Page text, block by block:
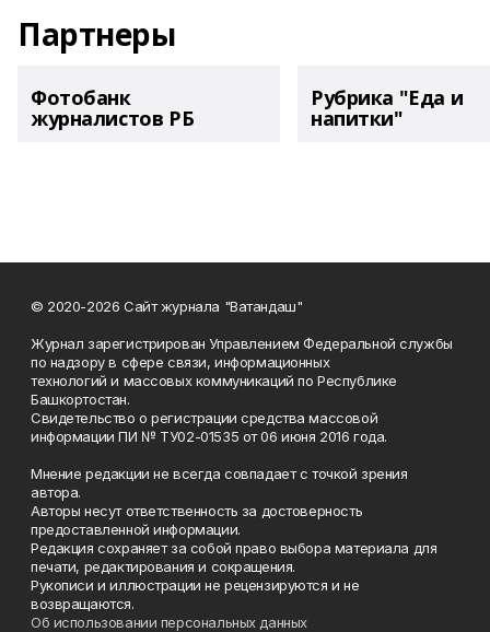
Партнеры
Фотобанк
журналистов РБ
Рубрика "Еда и
напитки"
© 2020-2026 Сайт журнала "Ватандаш"
Журнал зарегистрирован Управлением Федеральной службы
по надзору в сфере связи, информационных
технологий и массовых коммуникаций по Республике
Башкортостан.
Свидетельство о регистрации средства массовой
информации ПИ № ТУ02-01535 от 06 июня 2016 года.
Мнение редакции не всегда совпадает с точкой зрения
автора.
Авторы несут ответственность за достоверность
предоставленной информации.
Редакция сохраняет за собой право выбора материала для
печати, редактирования и сокращения.
Рукописи и иллюстрации не рецензируются и не
возвращаются.
Об использовании персональных данных